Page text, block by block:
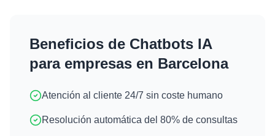
Beneficios de Chatbots IA
para empresas en Barcelona
Atención al cliente 24/7 sin coste humano
Resolución automática del 80% de consultas